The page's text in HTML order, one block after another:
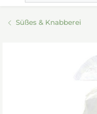
Süßes & Knabberei